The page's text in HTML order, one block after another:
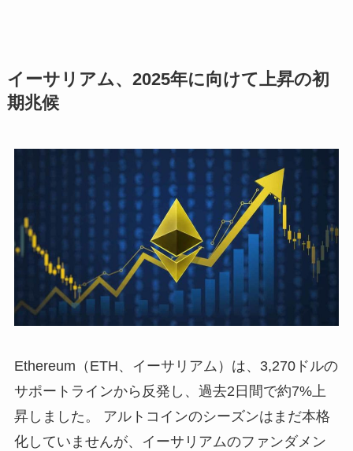
イーサリアム、2025年に向けて上昇の初
期兆候
Ethereum（ETH、イーサリアム）は、3,270ドルの
サポートラインから反発し、過去2日間で約7%上
昇しました。 アルトコインのシーズンはまだ本格
化していませんが、イーサリアムのファンダメン